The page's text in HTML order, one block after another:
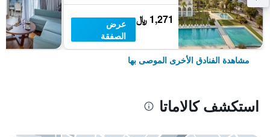
1,271 ﷼
عرض
الصفقة
مشاهدة الفنادق الأخرى الموصى بها
استكشف كالاماتا